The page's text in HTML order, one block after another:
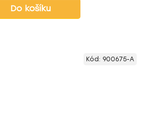
Do košíku
Kód: 900675-A